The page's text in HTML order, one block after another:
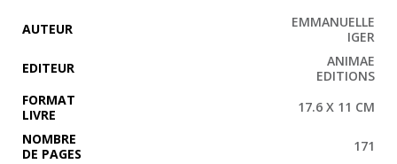
AUTEUR
EMMANUELLE
IGER
EDITEUR
ANIMAE
EDITIONS
FORMAT
LIVRE
17.6 X 11 CM
NOMBRE
DE PAGES
171